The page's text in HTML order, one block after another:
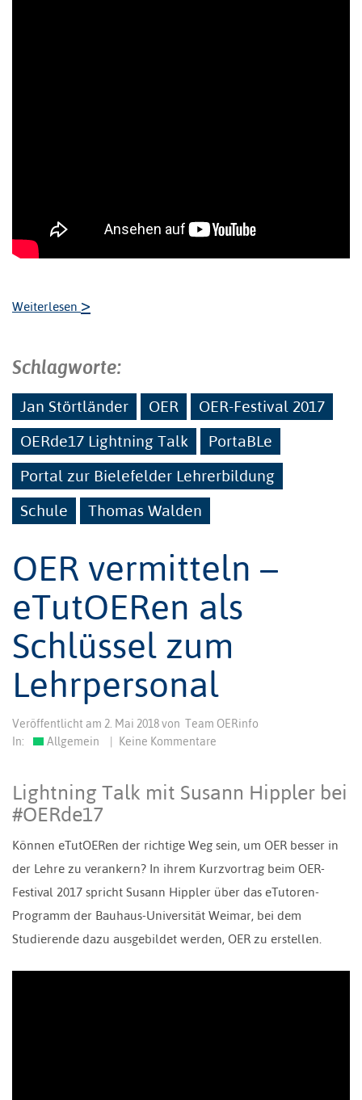
Weiterlesen >
Schlagworte:
Jan Störtländer OER
OER-Festival 2017
OERde17 Lightning Talk
PortaBLe
Portal zur Bielefelder Lehrerbildung
Schule
Thomas Walden
OER vermitteln –
eTutOERen als
Schlüssel zum
Lehrpersonal
Veröffentlicht am 2. Mai 2018von Team OERinfo
In:
Allgemein Keine Kommentare
Lightning Talk mit Susann Hippler bei
#OERde17
Können eTutOERen der richtige Weg sein, um OER besser in
der Lehre zu verankern? In ihrem Kurzvortrag beim OER-
Festival 2017 spricht Susann Hippler über das eTutoren-
Programm der Bauhaus-Universität Weimar, bei dem
Studierende dazu ausgebildet werden, OER zu erstellen.